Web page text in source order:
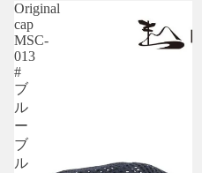
Original
cap
MSC-
013
#
ブ
ル
ー
ブ
ル